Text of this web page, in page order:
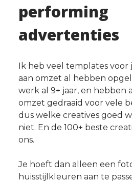
performing
advertenties
Ik heb veel templates voor
aan omzet al hebben
werk al 9+ jaar, en hebben
omzet gedraaid voor vele
dus welke creatives goed
niet. En de 100+ beste
ons.
Je hoeft dan alleen een
huisstijlkleuren aan te